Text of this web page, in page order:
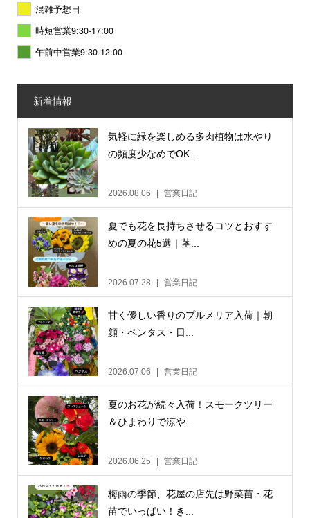
混雑予想日
時短営業9:30-17:00
午前中営業9:30-12:00
新着情報
気軽に緑を楽しめる多肉植物は水やり
の頻度少なめでOK...
2026.08.06 営業日記
夏でも花を長持ちさせるコツとおすす
めの夏の花5選｜茎...
2026.07.28 営業日記
甘く優しい香りのプルメリア入荷｜朝
顔・ペンタス・日...
2026.07.06 営業日記
夏のお花が続々入荷！スモークツリー
＆ひまわりで涼や...
2026.06.25 営業日記
梅雨の季節、花屋の店先は野菜苗・花
苗でいっぱい！き...